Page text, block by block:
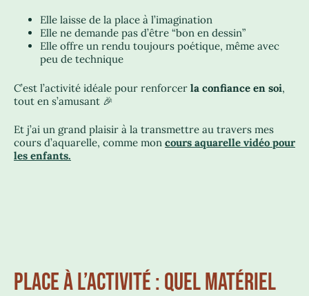
Elle laisse de la place à l’imagination
Elle ne demande pas d’être “bon en dessin”
Elle offre un rendu toujours poétique, même avec
peu de technique
C’est l’activité idéale pour renforcer la confiance en soi,
tout en s’amusant 🎉
Et j’ai un grand plaisir à la transmettre au travers mes
cours d’aquarelle, comme mon cours aquarelle vidéo pour
les enfants.
PLACE À L’ACTIVITÉ : QUEL MATÉRIEL